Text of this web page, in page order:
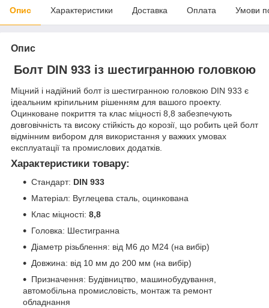
Опис Характеристики Доставка Оплата Умови
Опис
Болт DIN 933 із шестигранною головкою
Міцний і надійний болт із шестигранною головкою DIN 933 є
ідеальним кріпильним рішенням для вашого проекту.
Оцинковане покриття та клас міцності 8,8 забезпечують
довговічність та високу стійкість до корозії, що робить цей болт
відмінним вибором для використання у важких умовах
експлуатації та промислових додатків.
Характеристики товару:
Стандарт: DIN 933
Матеріал: Вуглецева сталь, оцинкована
Клас міцності: 8,8
Головка: Шестигранна
Діаметр різьблення: від М6 до М24 (на вибір)
Довжина: від 10 мм до 200 мм (на вибір)
Призначення: Будівництво, машинобудування,
автомобільна промисловість, монтаж та ремонт
обладнання